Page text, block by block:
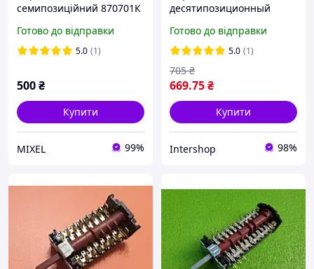
семипозиційний 870701К
духовки BEKO (263900054)
7LA GOTTAK, Іспанія
Готово до відправки
5.0 (1)
500₴
Купити
MIXEL 99%
десятипозиционный
для духовки "HANSA",
"Kaiser" 7LA GOTTAK,
Spain INTERSHOP
Готово до відправки
5.0 (1)
669.75₴
705 ₴
Купити
Intershop 98%